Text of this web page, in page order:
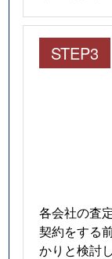
STEP3
各会社の査
契約をする
かりと検討